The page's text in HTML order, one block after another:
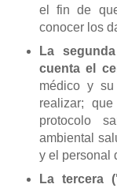
el fin de
conocer los
La
cuenta el
médico y
realizar;
protocolo
ambiental
y el personal
La tercera